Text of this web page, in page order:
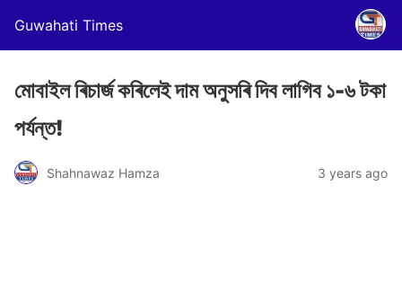
Guwahati Times
মোবাইল ৰিচাৰ্জ কৰিলেই দাম অনুসৰি দিব লাগিব ১-৬ টকা
পৰ্যন্ত!
Shahnawaz Hamza 3 years ago